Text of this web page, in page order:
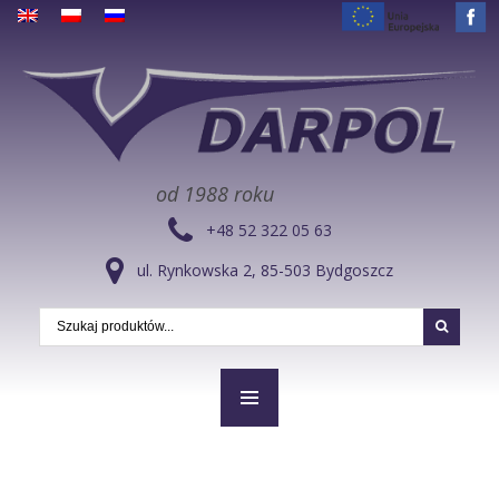
od 1988 roku
+48 52 322 05 63
ul. Rynkowska 2, 85-503 Bydgoszcz